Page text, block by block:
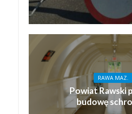
RAWA MAZ.
Powiat Rawski
budowę